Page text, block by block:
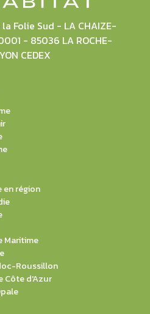
Folie Sud - LA CHAIZE-
- 85036 LA ROCHE-
CEDEX
région
Maritime
Roussillon
Côte d'Azur